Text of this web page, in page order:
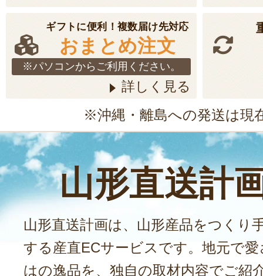
ギフトに便利！複数届け先対応
おまとめ注文
※パソコンからご利用ください。
詳しく見る
※沖縄・離島への発送は現
山形直送計
山形直送計画は、山形産品をつくり
する産直ECサービスです。地元で
はの逸品を、独自の取材内容でご紹